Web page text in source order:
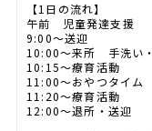
【1日の流れ】
午前 児童発達支援
9:00～送迎
10:00～来所 手洗い
10:15～療育活動
11:00～おやつタイム
11:20～療育活動
12:00～退所・送迎